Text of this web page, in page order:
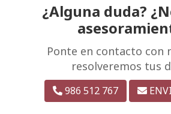
¿Alguna duda?
Ponte en contacto con
resolveremos tus
986 512 767